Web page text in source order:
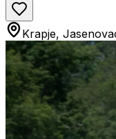
Krapje,